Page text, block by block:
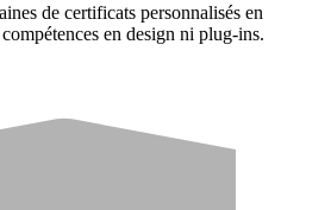
de certificats personnalisés en
en design ni plug-ins.